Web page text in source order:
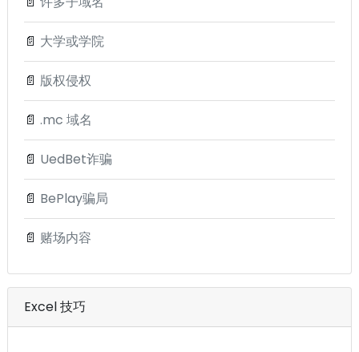
📄 大学或学院
📄 版权侵权
📄 .mc 域名
📄 UedBet诈骗
📄 BePlay骗局
📄 赌场内容
Excel 技巧